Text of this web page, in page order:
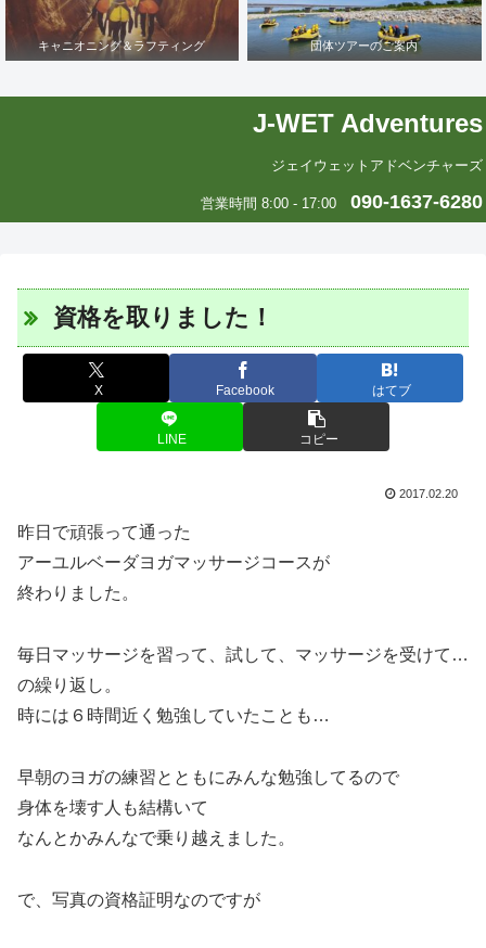
キャニオニング＆ラフティング 団体ツアーのご案内
J-WET Adventures
ジェイウェットアドベンチャーズ
営業時間 8:00 - 17:00 090-1637-6280
資格を取りました！
X Facebook はてブ
LINE コピー
2017.02.20
昨日で頑張って通った
アーユルベーダヨガマッサージコースが
終わりました。
毎日マッサージを習って、試して、マッサージを受けて…
の繰り返し。
時には６時間近く勉強していたことも…
早朝のヨガの練習とともにみんな勉強してるので
身体を壊す人も結構いて
なんとかみんなで乗り越えました。
で、写真の資格証明なのですが